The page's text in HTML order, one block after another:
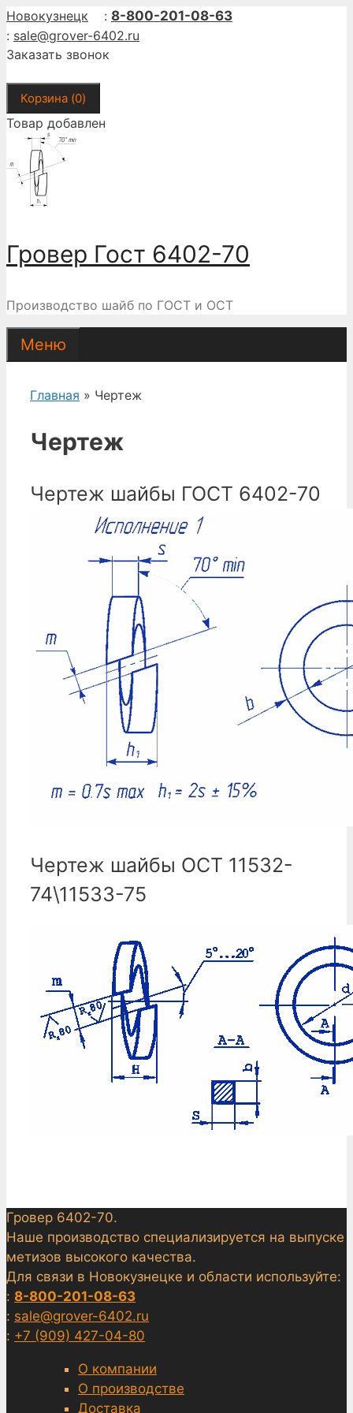
Перейти
к
содержимому
Новокузнецк : 8-800-201-08-63
: sale@grover-6402.ru
Заказать звонок
Корзина (0)
Товар добавлен
Гровер Гост 6402-70
Производство шайб по ГОСТ и ОСТ
Меню
Главная » Чертеж
Чертеж
Чертеж шайбы ГОСТ 6402-70
Чертеж шайбы ОСТ 11532-
74\11533-75
Гровер 6402-70.
Наше производство специализируется на выпуске
метизов высокого качества.
Для связи в Новокузнецке и области используйте:
: 8-800-201-08-63
: sale@grover-6402.ru
: +7 (909) 427-04-80
О компании
О производстве
Доставка